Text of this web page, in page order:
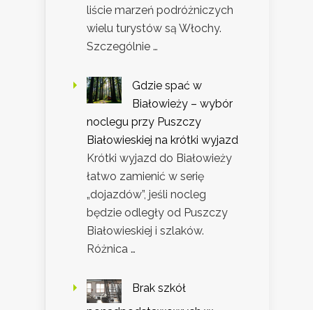
liście marzeń podróżniczych
wielu turystów są Włochy.
Szczególnie …
Gdzie spać w
Białowieży – wybór
noclegu przy Puszczy
Białowieskiej na krótki wyjazd
Krótki wyjazd do Białowieży
łatwo zamienić w serię
„dojazdów”, jeśli nocleg
będzie odległy od Puszczy
Białowieskiej i szlaków.
Różnica …
Brak szkół